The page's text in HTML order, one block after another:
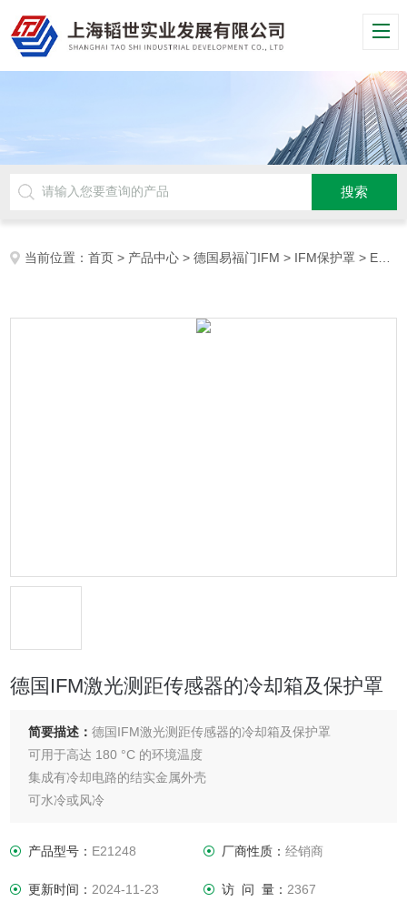
当前位置：首页 > 产品中心 >德国易福门IFM > IFM保护罩 > E21248德国IFM激光测距传感器的冷却箱及保护罩
德国IFM激光测距传感器的冷却箱及保护罩
简要描述：德国IFM激光测距传感器的冷却箱及保护罩
可用于高达 180 °C 的环境温度
集成有冷却电路的结实金属外壳
可水冷或风冷
用于光学距离传感器类型 O1D
产品型号： E21248 厂商性质： 经销商
更新时间：2024-11-23 访 问 量： 2367